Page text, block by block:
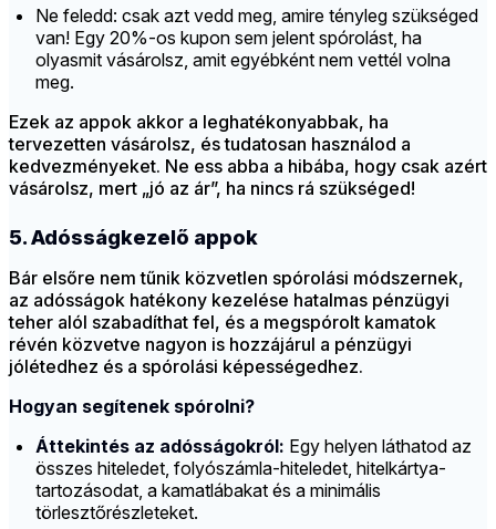
Ne feledd: csak azt vedd meg, amire tényleg szükséged
van! Egy 20%-os kupon sem jelent spórolást, ha
olyasmit vásárolsz, amit egyébként nem vettél volna
meg.
Ezek az appok akkor a leghatékonyabbak, ha
tervezetten vásárolsz, és tudatosan használod a
kedvezményeket. Ne ess abba a hibába, hogy csak azért
vásárolsz, mert „jó az ár”, ha nincs rá szükséged!
5. Adósságkezelő appok
Bár elsőre nem tűnik közvetlen spórolási módszernek,
az adósságok hatékony kezelése hatalmas pénzügyi
teher alól szabadíthat fel, és a megspórolt kamatok
révén közvetve nagyon is hozzájárul a pénzügyi
jólétedhez és a spórolási képességedhez.
Hogyan segítenek spórolni?
Áttekintés az adósságokról: Egy helyen láthatod az
összes hiteledet, folyószámla-hiteledet, hitelkártya-
tartozásodat, a kamatlábakat és a minimális
törlesztőrészleteket.